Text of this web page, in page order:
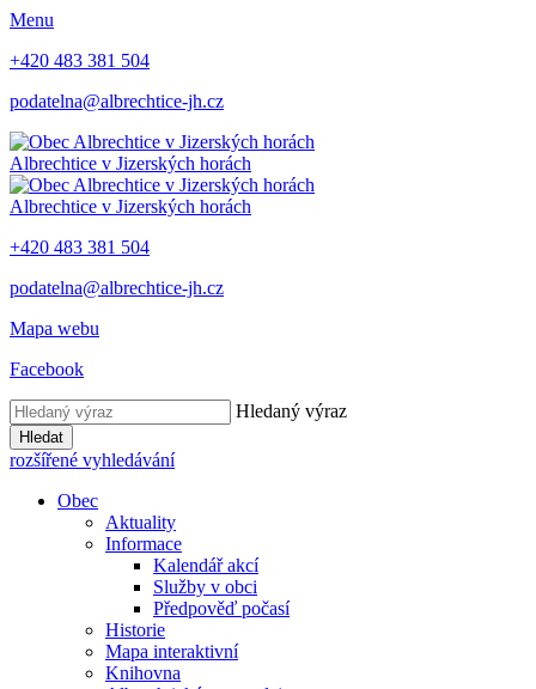
Menu
+420 483 381 504
podatelna@albrechtice-jh.cz
Albrechtice v Jizerských horách
Albrechtice v Jizerských horách
+420 483 381 504
podatelna@albrechtice-jh.cz
Mapa webu
Facebook
Hledaný výraz
Hledat
rozšířené vyhledávání
Obec
Aktuality
Informace
Kalendář akcí
Služby v obci
Předpověď počasí
Historie
Mapa interaktivní
Knihovna